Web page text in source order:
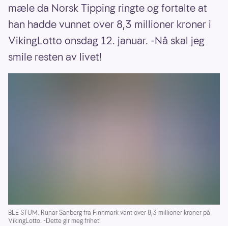
mæle da Norsk Tipping ringte og fortalte at
han hadde vunnet over 8,3 millioner kroner i
VikingLotto onsdag 12. januar. -Nå skal jeg
smile resten av livet!
BLE STUM: Runar Sanberg fra Finnmark vant over 8,3 millioner kroner på
VikingLotto. -Dette gir meg frihet!